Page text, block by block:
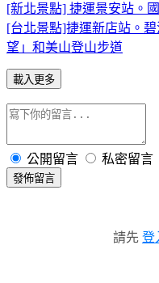
[新北景點] 捷運景安站。
[台北景點]捷運新店站。
望」和美山登山步道
載入更多
公開留言 私密留言
發佈留言
請先 登